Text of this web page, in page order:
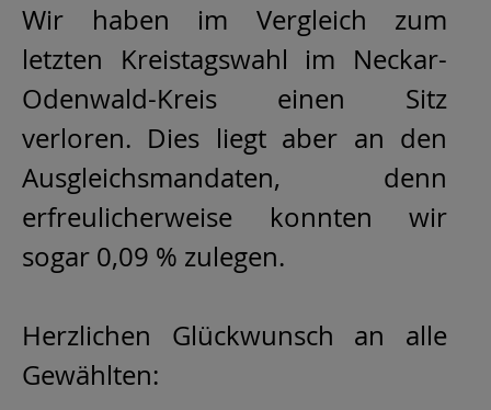
Wir haben im Vergleich zum
letzten Kreistagswahl im Neckar-
Odenwald-Kreis einen Sitz
verloren. Dies liegt aber an den
Ausgleichsmandaten, denn
erfreulicherweise konnten wir
sogar 0,09 % zulegen.
Herzlichen Glückwunsch an alle
Gewählten: